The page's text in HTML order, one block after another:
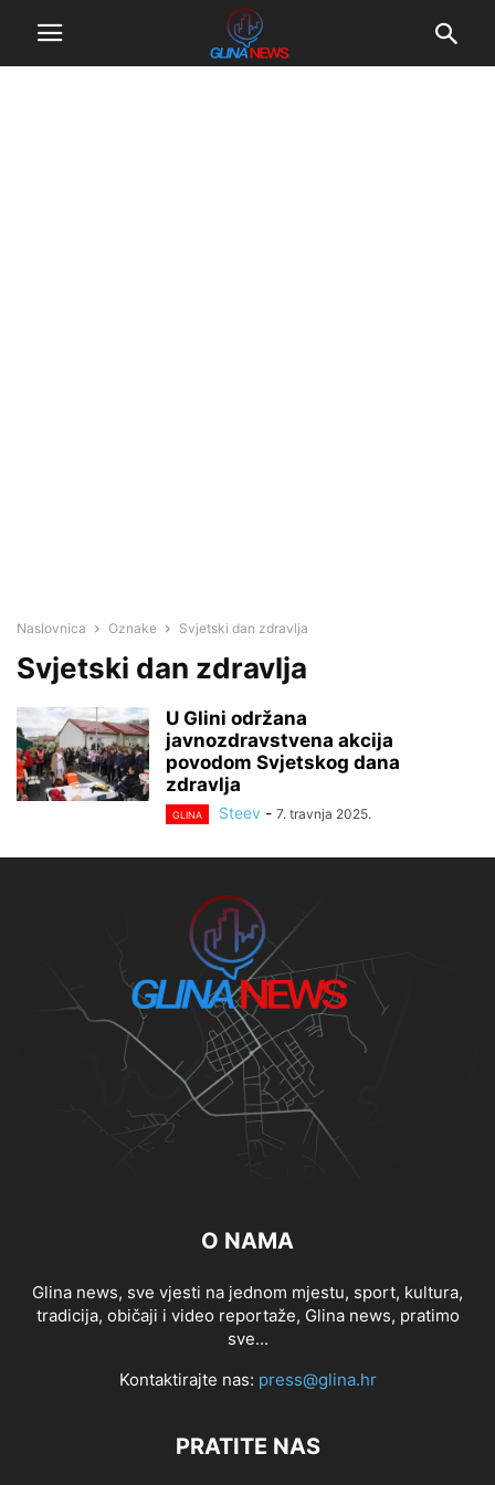
Naslovnica Oznake Svjetski dan zdravlja
Svjetski dan zdravlja
U Glini održana
javnozdravstvena akcija
povodom Svjetskog dana
zdravlja
GLINA Steev - 7. travnja 2025.
O NAMA
Glina news, sve vjesti na jednom mjestu, sport, kultura,
tradicija, običaji i video reportaže, Glina news, pratimo
sve...
Kontaktirajte nas: press@glina.hr
PRATITE NAS